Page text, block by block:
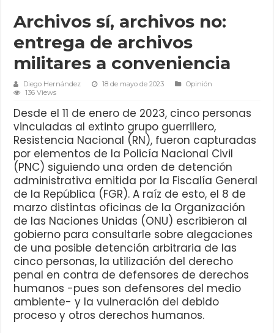
Archivos sí, archivos no:
entrega de archivos
militares a conveniencia
Diego Hernández 18 de mayo de 2023
Opinión
136 Views
Desde el 11 de enero de 2023, cinco personas
vinculadas al extinto grupo guerrillero,
Resistencia Nacional (RN), fueron capturadas
por elementos de la Policía Nacional Civil
(PNC) siguiendo una orden de detención
administrativa emitida por la Fiscalía General
de la República (FGR). A raíz de esto, el 8 de
marzo distintas oficinas de la Organización
de las Naciones Unidas (ONU) escribieron al
gobierno para consultarle sobre alegaciones
de una posible detención arbitraria de las
cinco personas, la utilización del derecho
penal en contra de defensores de derechos
humanos -pues son defensores del medio
ambiente- y la vulneración del debido
proceso y otros derechos humanos.